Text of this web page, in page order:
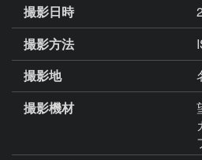
撮影日時
撮影方法
撮影地
撮影機材